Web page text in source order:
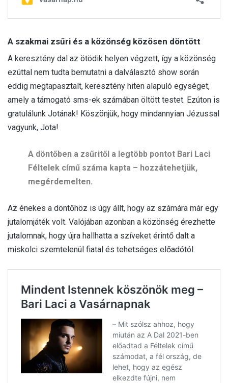
A szakmai zsűri és a közönség közösen döntött
A keresztény dal az ötödik helyen végzett, így a közönség
ezúttal nem tudta bemutatni a dalválasztó show során
eddig megtapasztalt, keresztény hiten alapuló egységet,
amely a támogató sms-ek számában öltött testet. Ezúton is
gratulálunk Jotának! Köszönjük, hogy mindannyian Jézussal
vagyunk, Jota!
A döntőben a zsűritől a legtöbb pontot Bari Laci
Féltelek című száma kapta – hozzátehetjük,
megérdemelten.
Az énekes a döntőhöz is úgy állt, hogy az számára már egy
jutalomjáték volt. Valójában azonban a közönség érezhette
jutalomnak, hogy újra hallhatta a szíveket érintő dalt a
miskolci szemtelenül fiatal és tehetséges előadótól.